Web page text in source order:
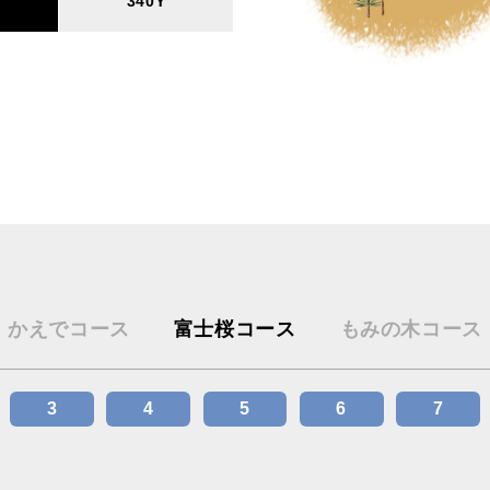
かえでコース 富士桜コース もみの木コース
3 4 5 6 7